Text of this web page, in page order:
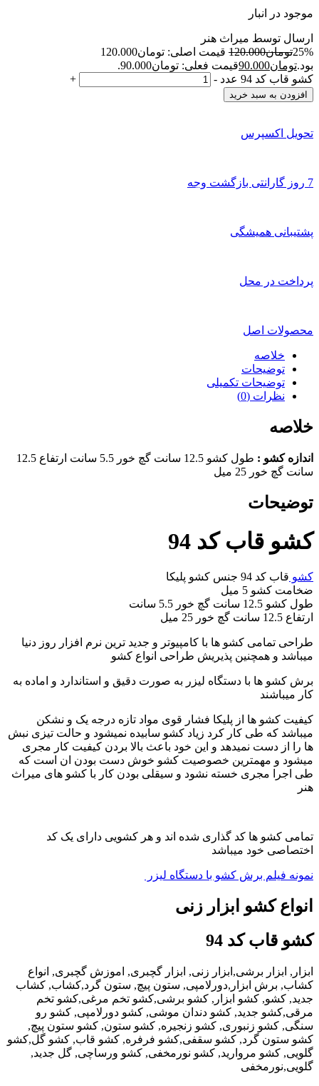
موجود در انبار
ارسال توسط میراث هنر
25%تومان120.000
قیمت اصلی: تومان120.000
بود.تومان90.000قیمت فعلی: تومان90.000.
کشو قاب کد 94 عدد
-
+
افزودن به سبد خرید
تحویل اکسپرس
7 روز گارانتی بازگشت وجه
پشتیبانی همیشگی
پرداخت در محل
محصولات اصل
خلاصه
توضیحات
توضیحات تکمیلی
نظرات (0)
خلاصه
اندازه کشو :
طول کشو 12.5 سانت گچ خور 5.5 سانت ارتفاع 12.5
سانت گچ خور 25 میل
توضیحات
کشو قاب کد 94
کشو قاب کد 94 جنس کشو پلیکا
ضخامت کشو 5 میل
طول کشو 12.5 سانت گچ خور 5.5 سانت
ارتفاع 12.5 سانت گچ خور 25 میل
طراحی تمامی کشو ها با کامپیوتر و جدید ترین نرم افزار روز دنیا
میباشد و همچنین پذیریش طراحی انواع کشو
برش کشو ها با دستگاه لیزر به صورت دقیق و استاندارد و اماده به
کار میباشند
کیفیت کشو ها از پلیکا فشار قوی مواد تازه درجه یک و نشکن
میباشد که طی کار کرد زیاد کشو سابیده نمیشود و حالت تیزی نبش
ها را از دست نمیدهد و این خود باعث بالا بردن کیفیت کار مجری
میشود و مهمترین خصوصیت کشو خوش دست بودن ان است که
طی اجرا مجری خسته نشود و سیقلی بودن کار با کشو های میراث
هنر
تمامی کشو ها کد گذاری شده اند و هر کشویی دارای یک کد
اختصاصی خود میباشد
نمونه فیلم برش کشو با دستگاه لیزر
انواع کشو ابزار زنی
کشو قاب کد 94
ابزار, ابزار برشی,ابزار زنی, ابزار گچبری, اموزش گچبری, انواع
کشاب, برش ابزار,دورلامپی, ستون پیچ, ستون گرد,کشاب, کشاب
جدید, کشو, کشو ابزار, کشو برشی,کشو تخم مرغی,کشو تخم
مرقی,کشو جدید, کشو دندان موشی, کشو دورلامپی, کشو رو
سنگی, کشو زنبوری, کشو زنجیره, کشو ستون, کشو ستون پیچ,
کشو ستون گرد, کشو سقفی,کشو فرفره, کشو قاب, کشو گل,کشو
گلویی, کشو مروارید, کشو نورمخفی, کشو ورساچی, گل جدید,
گلویی,نورمخفی